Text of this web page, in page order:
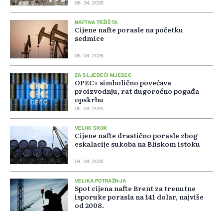
06. 04. 2026.
NAFTNA TRŽIŠTA
Cijene nafte porasle na početku
sedmice
06. 04. 2026.
ZA SLJEDEĆI MJESEC
OPEC+ simbolično povećava
proizvodnju, rat dugoročno pogađa
opskrbu
06. 04. 2026.
VELIKI SKOK
Cijene nafte drastično porasle zbog
eskalacije sukoba na Bliskom istoku
04. 04. 2026.
VELIKA POTRAŽNJA
Spot cijena nafte Brent za trenutne
isporuke porasla na 141 dolar, najviše
od 2008.